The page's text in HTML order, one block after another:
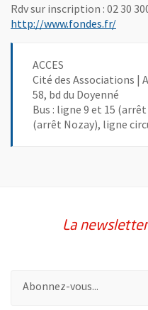
Rdv sur inscription : 02 30
http://www.fondes.fr/,
ACCES
Cité des Associations |
58, bd du Doyenné
Bus : ligne 9 et 15
(arrêt Nozay), ligne
La